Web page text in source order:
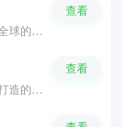
神灯猜人名官方正版是一款风靡全球的休闲推理益智游戏，以阿拉丁神灯为灵感，采用卡通画风与智能问答机制，玩家只需在心中默想任意真实人物、影视角色、虚拟形象或神话生物，灯神便会通过层层逻辑提问。游戏中结合海量人物数据库精准推断答案，而且老少皆宜，充满被读心的奇妙乐趣。
查看
魔渊之刃官方正版是由雷霆游戏打造的暗黑风ARPG手游，摒弃传统职业限制，以武器定义角色，搭配自由BD构建与拳拳到肉的动作体验。游戏还加入了Roguelike机制，让你可以通过随机地图怪物、法盘宝石系统及专属Buff激活，然后再带给你千人千面的冒险旅程。
查看